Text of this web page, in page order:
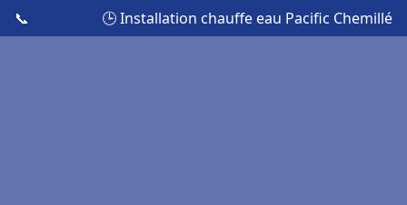
📞 🕒 Installation chauffe eau Pacific Chemillé